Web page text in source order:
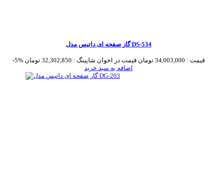
گاز صفحه ای داتیس مدل DS-534
-5% قیمت : 34,003,000 تومان قیمت در اخوان شاپینگ : 32,302,850 تومان
اضافه به سبد خرید